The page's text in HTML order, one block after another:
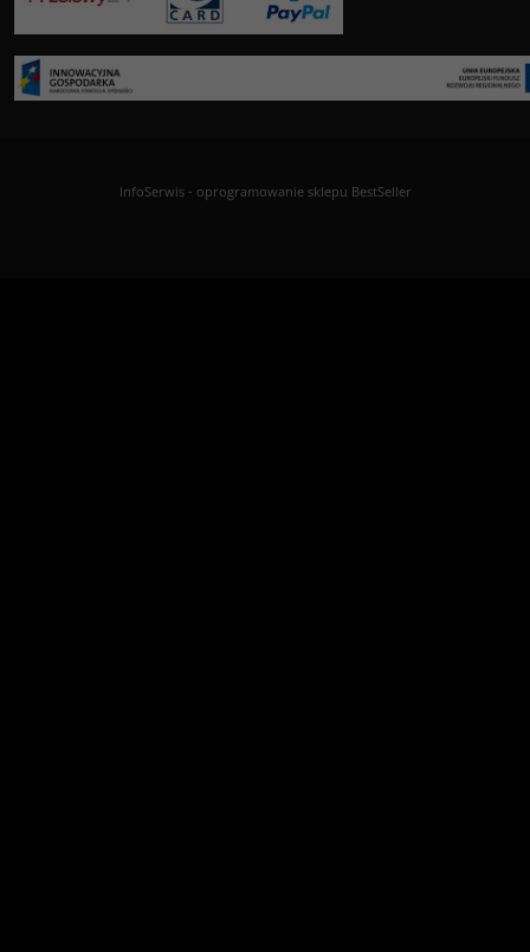
InfoSerwis- oprogramowanie sklepu BestSeller